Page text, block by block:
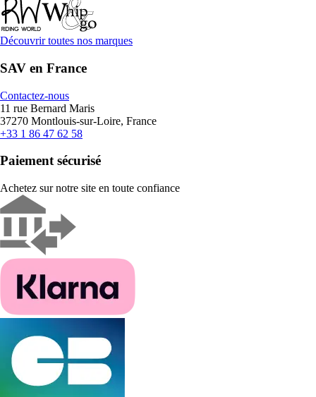
Découvrir toutes nos marques
SAV en France
Contactez-nous
11 rue Bernard Maris
37270 Montlouis-sur-Loire, France
+33 1 86 47 62 58
Paiement sécurisé
Achetez sur notre site en toute confiance